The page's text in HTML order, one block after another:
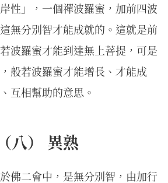
性」，一個禪波羅蜜，加前四波
無分別智才能成就的。這就是前
波羅蜜才能到達無上菩提，可是
般若波羅蜜才能增長、才能成
互相幫助的意思。
（八） 異熟
佛二會中，是無分別智，由加行